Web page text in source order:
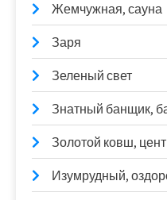
Жемчужная, сауна
Заря
Зеленый свет
Знатный банщик,
Золотой ковш,
Изумрудный,